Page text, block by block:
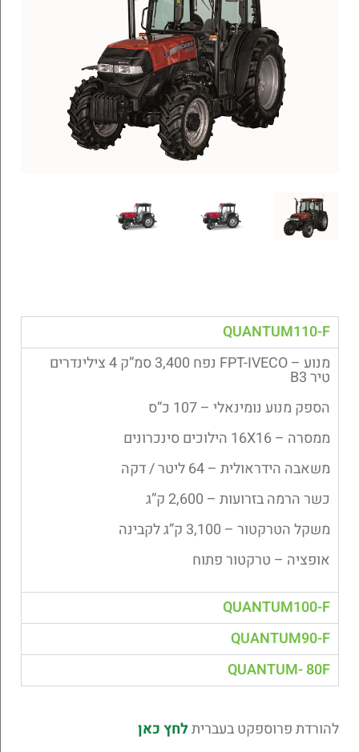
QUANTUM110-F
מנוע – FPT-IVECO נפח 3,400 סמ”ק 4 צילינדרים
טיר B3
הספק מנוע נומינאלי – 107 כ”ס
ממסרה – 16X16 הילוכים סינכרונים
משאבה הידראולית – 64 ליטר / דקה
כשר הרמה בזרועות – 2,600 ק”ג
משקל הטרקטור – 3,100 ק”ג לקבינה
אופציה – טרקטור פתוח
QUANTUM100-F
QUANTUM90-F
QUANTUM- 80F
להורדת פרוספקט בעבריתלחץ כאן